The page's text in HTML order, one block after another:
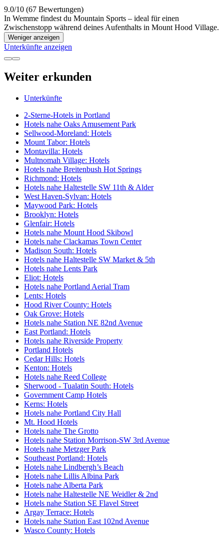
9.0/10 (67 Bewertungen)
In Wemme findest du Mountain Sports – ideal für einen
Zwischenstopp während deines Aufenthalts in Mount Hood Village.
Weniger anzeigen
Unterkünfte anzeigen
Weiter erkunden
Unterkünfte
2-Sterne-Hotels in Portland
Hotels nahe Oaks Amusement Park
Sellwood-Moreland: Hotels
Mount Tabor: Hotels
Montavilla: Hotels
Multnomah Village: Hotels
Hotels nahe Breitenbush Hot Springs
Richmond: Hotels
Hotels nahe Haltestelle SW 11th & Alder
West Haven-Sylvan: Hotels
Maywood Park: Hotels
Brooklyn: Hotels
Glenfair: Hotels
Hotels nahe Mount Hood Skibowl
Hotels nahe Clackamas Town Center
Madison South: Hotels
Hotels nahe Haltestelle SW Market & 5th
Hotels nahe Lents Park
Eliot: Hotels
Hotels nahe Portland Aerial Tram
Lents: Hotels
Hood River County: Hotels
Oak Grove: Hotels
Hotels nahe Station NE 82nd Avenue
East Portland: Hotels
Hotels nahe Riverside Property
Portland Hotels
Cedar Hills: Hotels
Kenton: Hotels
Hotels nahe Reed College
Sherwood - Tualatin South: Hotels
Government Camp Hotels
Kerns: Hotels
Hotels nahe Portland City Hall
Mt. Hood Hotels
Hotels nahe The Grotto
Hotels nahe Station Morrison-SW 3rd Avenue
Hotels nahe Metzger Park
Southeast Portland: Hotels
Hotels nahe Lindbergh’s Beach
Hotels nahe Lillis Albina Park
Hotels nahe Alberta Park
Hotels nahe Haltestelle NE Weidler & 2nd
Hotels nahe Station SE Flavel Street
Argay Terrace: Hotels
Hotels nahe Station East 102nd Avenue
Wasco County: Hotels